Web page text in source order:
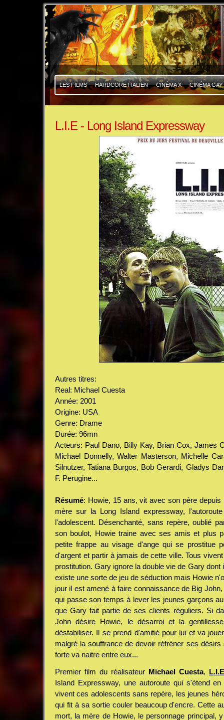
LES FILMS HARDCORE ITALIEN CINÉMA X CINÉMA GAY
L.I.E - Long Island Expressway
Autres titres:
Real: Michael Cuesta
Année: 2001
Origine: USA
Genre: Drame
Durée: 96mn
Acteurs: Paul Dano, Billy Kay, Brian Cox, James
Michael Donnelly, Walter Masterson, Michelle
Silnutzer, Tatiana Burgos, Bob Gerardi, Gladys
F. Perugine...
Résumé: Howie, 15 ans, vit avec son père
mère sur la Long Island expressway,
l'adolescent. Désenchanté, sans repère, oublié
son boulot, Howie traine avec ses amis et plus
petite frappe au visage d'ange qui se prostitue
d'argent et partir à jamais de cette ville. Tous
prostitution. Gary ignore la double vie de Gary
existe une sorte de jeu de séduction mais Howie
jour il est amené à faire connaissance de Big
qui passe son temps à lever les jeunes garçons
que Gary fait partie de ses clients réguliers. Si
John désire Howie, le désarroi et la
déstabiliser. Il se prend d'amitié pour lui et va
malgré la souffrance de devoir réfréner ses
forte va naitre entre eux...
Premier film du réalisateur Michael Cuesta, L.I.E
Island Expressway, une autoroute qui s'étend
vivent ces adolescents sans repère, les jeunes
qui fit à sa sortie couler beaucoup d'encre. Cette
mort, la mère de Howie, le personnage principal,